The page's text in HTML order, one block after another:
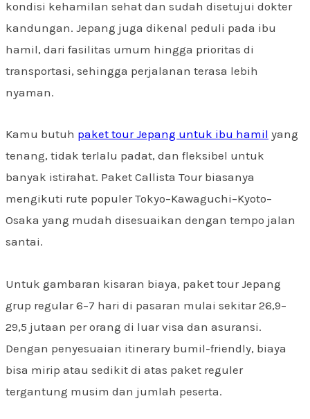
kondisi kehamilan sehat dan sudah disetujui dokter
kandungan. Jepang juga dikenal peduli pada ibu
hamil, dari fasilitas umum hingga prioritas di
transportasi, sehingga perjalanan terasa lebih
nyaman.
Kamu butuh paket tour Jepang untuk ibu hamil yang
tenang, tidak terlalu padat, dan fleksibel untuk
banyak istirahat. Paket Callista Tour biasanya
mengikuti rute populer Tokyo–Kawaguchi–Kyoto–
Osaka yang mudah disesuaikan dengan tempo jalan
santai.
Untuk gambaran kisaran biaya, paket tour Jepang
grup regular 6–7 hari di pasaran mulai sekitar 26,9–
29,5 jutaan per orang di luar visa dan asuransi.
Dengan penyesuaian itinerary bumil-friendly, biaya
bisa mirip atau sedikit di atas paket reguler
tergantung musim dan jumlah peserta.